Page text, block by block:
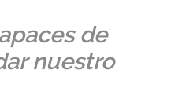
de
nuestro